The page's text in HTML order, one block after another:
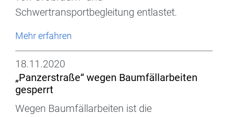
Schwertransportbegleitung entlastet.
Mehr erfahren
18.11.2020
„Panzerstraße“ wegen Baumfällarbeiten
gesperrt
Wegen Baumfällarbeiten ist die